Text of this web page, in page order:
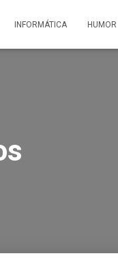
INFORMÁTICA HUMOR